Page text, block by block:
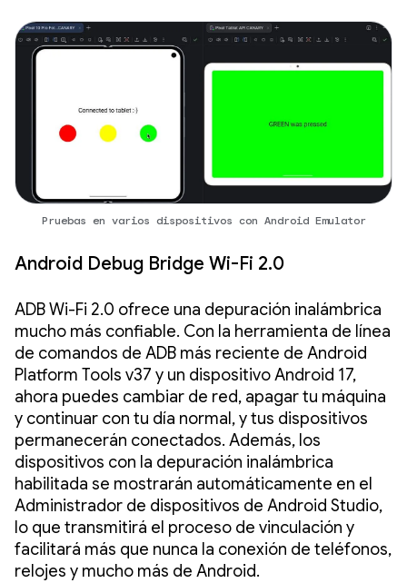
Pruebas en varios dispositivos con Android Emulator
Android Debug Bridge Wi-Fi 2.0
ADB Wi-Fi 2.0 ofrece una depuración inalámbrica
mucho más confiable. Con la herramienta de línea
de comandos de ADB más reciente de Android
Platform Tools v37 y un dispositivo Android 17,
ahora puedes cambiar de red, apagar tu máquina
y continuar con tu día normal, y tus dispositivos
permanecerán conectados. Además, los
dispositivos con la depuración inalámbrica
habilitada se mostrarán automáticamente en el
Administrador de dispositivos de Android Studio,
lo que transmitirá el proceso de vinculación y
facilitará más que nunca la conexión de teléfonos,
relojes y mucho más de Android.